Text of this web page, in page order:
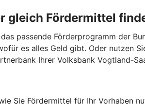
gleich Fördermittel
passende Förderprogramm der
es alles Geld gibt. Oder nutzen
Ihrer Volksbank Vogtland-
Sie Fördermittel für Ihr Vorhaben